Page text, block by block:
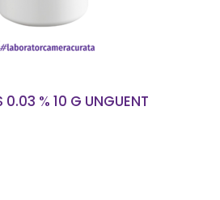
0.03 % 10 G UNGUENT